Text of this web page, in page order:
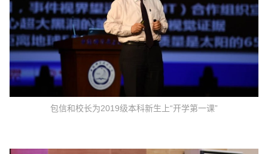
包信和校长为2019级本科新生上“开学第一课”